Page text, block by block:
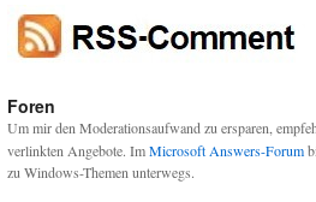
Foren
Um mir den Moderationsaufwand zu ersparen,
verlinkten Angebote. ImMicrosoft Answers-Forum
zu Windows-Themen unterwegs.